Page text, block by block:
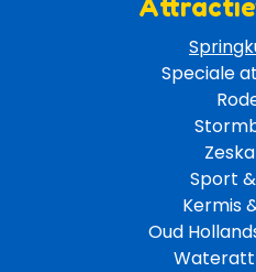
Speciale
Sport
Kermis
Oud